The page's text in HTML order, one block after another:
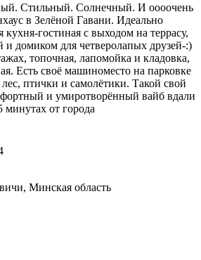
Стильный. Солнечный. И оооочень
в Зелёной Гавани. Идеально
гостиная с выходом на террасу,
и домиком для четверолапых друзей-:)
топочная, лапомойка и кладовка,
Есть своё машиноместо на парковке
птички и самолётики. Такой свой
и умиротворённый вайб вдали
минутах от города
Минская область